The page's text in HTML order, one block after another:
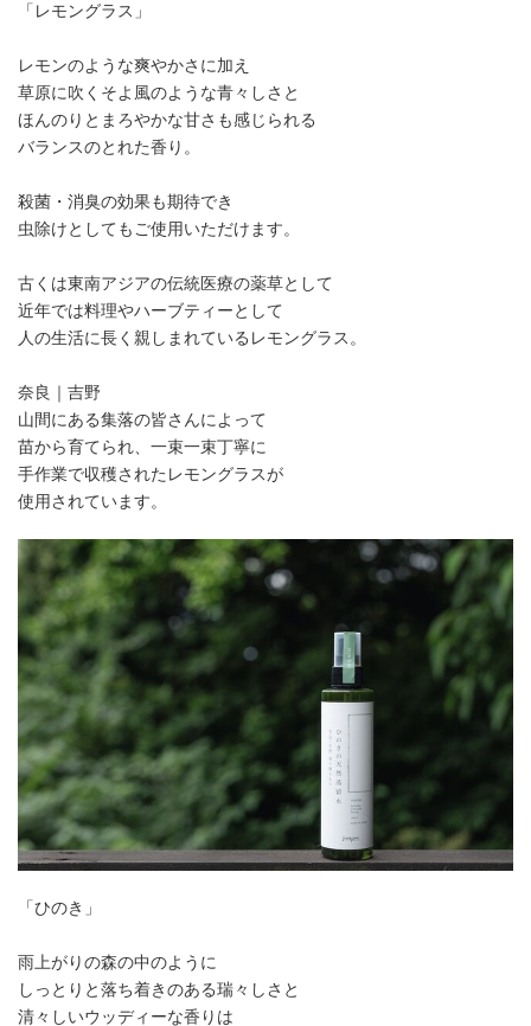
「レモングラス」
レモンのような爽やかさに加え
草原に吹くそよ風のような青々しさと
ほんのりとまろやかな甘さも感じられる
バランスのとれた香り。
殺菌・消臭の効果も期待でき
虫除けとしてもご使用いただけます。
古くは東南アジアの伝統医療の薬草として
近年では料理やハーブティーとして
人の生活に長く親しまれているレモングラス。
奈良｜吉野
山間にある集落の皆さんによって
苗から育てられ、一束一束丁寧に
手作業で収穫されたレモングラスが
使用されています。
「ひのき」
雨上がりの森の中のように
しっとりと落ち着きのある瑞々しさと
清々しいウッディーな香りは